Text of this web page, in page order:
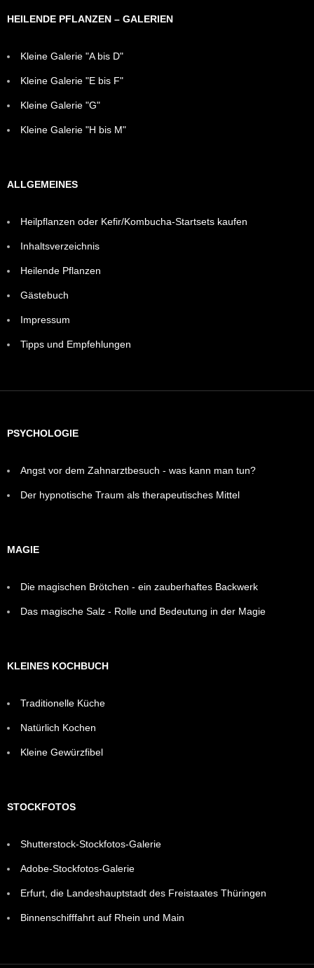
HEILENDE PFLANZEN – GALERIEN
Kleine Galerie "A bis D"
Kleine Galerie "E bis F"
Kleine Galerie "G"
Kleine Galerie "H bis M"
ALLGEMEINES
Heilpflanzen oder Kefir/Kombucha-Startsets kaufen
Inhaltsverzeichnis
Heilende Pflanzen
Gästebuch
Impressum
Tipps und Empfehlungen
PSYCHOLOGIE
Angst vor dem Zahnarztbesuch - was kann man tun?
Der hypnotische Traum als therapeutisches Mittel
MAGIE
Die magischen Brötchen - ein zauberhaftes Backwerk
Das magische Salz - Rolle und Bedeutung in der Magie
KLEINES KOCHBUCH
Traditionelle Küche
Natürlich Kochen
Kleine Gewürzfibel
STOCKFOTOS
Shutterstock-Stockfotos-Galerie
Adobe-Stockfotos-Galerie
Erfurt, die Landeshauptstadt des Freistaates Thüringen
Binnenschifffahrt auf Rhein und Main